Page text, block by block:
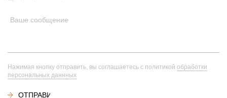
Нажимая кнопку отправить, вы соглашаетесь с политикой обработки
персональных даннных